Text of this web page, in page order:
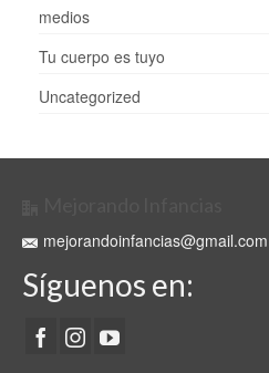
medios
Tu cuerpo es tuyo
Uncategorized
mejorandoinfancias@gmail.com
Síguenos en: